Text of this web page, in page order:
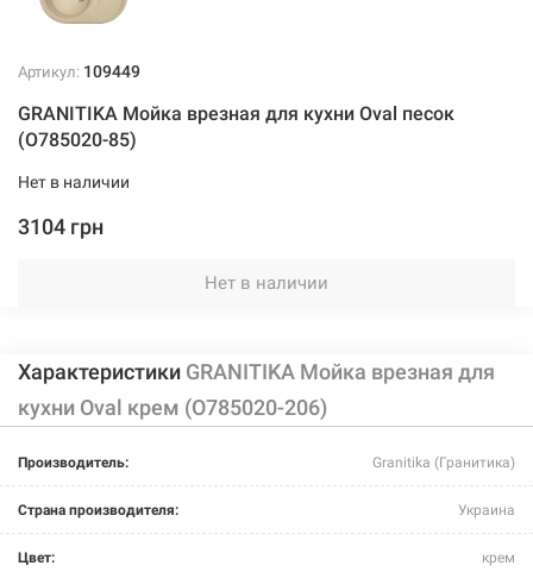
Артикул: 109449
GRANITIKA Мойка врезная для кухни Oval песок
(O785020-85)
Нет в наличии
3104 грн
Нет в наличии
Характеристики GRANITIKA Мойка врезная для
кухни Oval крем (O785020-206)
Производитель: Granitika (Гранитика)
Страна производителя: Украина
Цвет: крем